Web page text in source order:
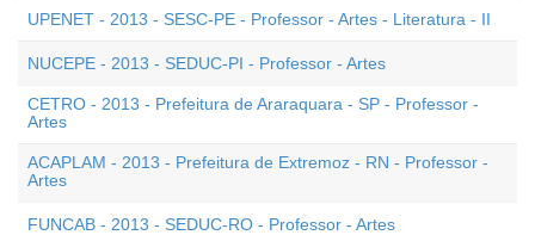
UPENET - 2013 - SESC-PE - Professor - Artes - Literatura - II
NUCEPE - 2013 - SEDUC-PI - Professor - Artes
CETRO - 2013 - Prefeitura de Araraquara - SP - Professor -
Artes
ACAPLAM - 2013 - Prefeitura de Extremoz - RN - Professor -
Artes
FUNCAB - 2013 - SEDUC-RO - Professor - Artes